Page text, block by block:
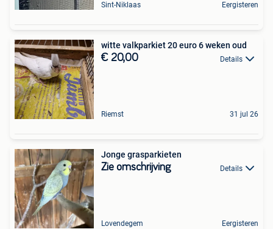
Sint-Niklaas Eergisteren
witte valkparkiet 20 euro 6 weken oud
€ 20,00 Details
Riemst 31 jul 26
Jonge grasparkieten
Zie omschrijving Details
Lovendegem Eergisteren